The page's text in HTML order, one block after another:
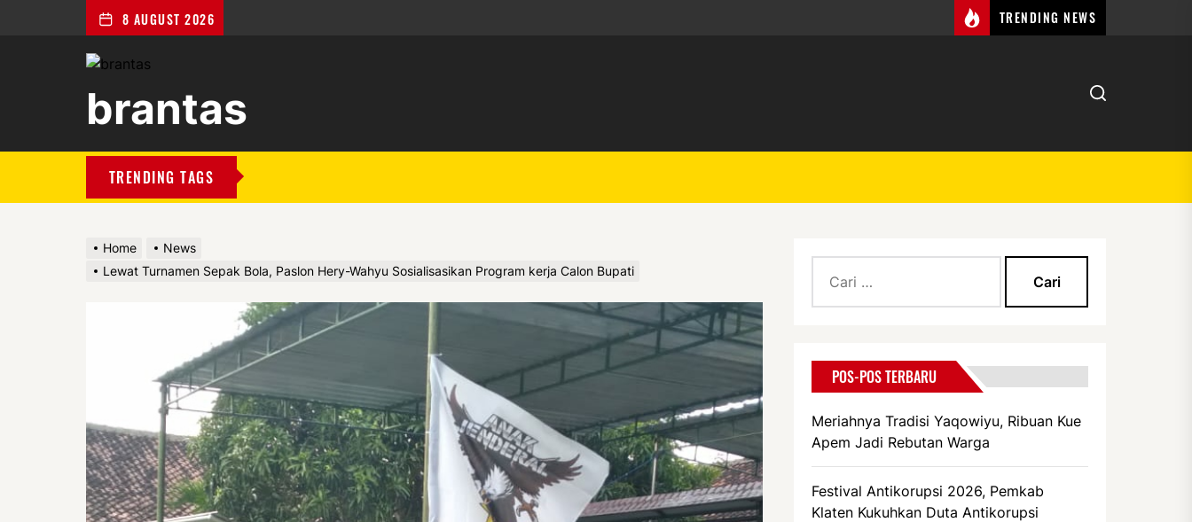
8 AUGUST 2026 TRENDING NEWS
brantas
TRENDING TAGS
Home
News
Lewat Turnamen Sepak Bola, Paslon Hery-Wahyu Sosialisasikan Program kerja Calon Bupati
untuk:
POS-POS TERBARU
Meriahnya Tradisi Yaqowiyu, Ribuan Kue
Apem Jadi Rebutan Warga
Festival Antikorupsi 2026, Pemkab
Klaten Kukuhkan Duta Antikorupsi